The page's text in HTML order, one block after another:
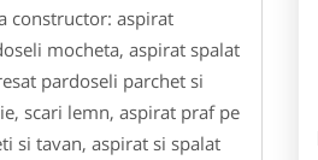
constructor: aspirat
mocheta, aspirat spalat
pardoseli parchet si
scari lemn, aspirat praf pe
si tavan, aspirat si spalat